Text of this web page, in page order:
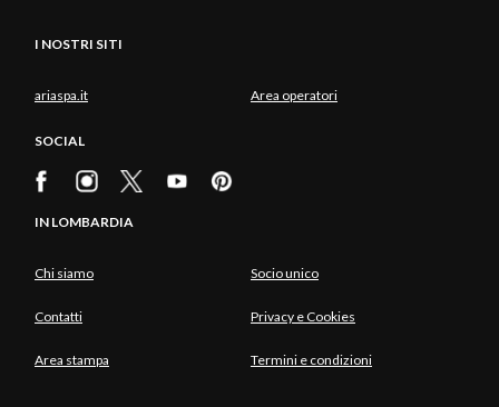
I NOSTRI SITI
ariaspa.it Area operatori
SOCIAL
IN LOMBARDIA
Chi siamo Socio unico
Contatti Privacy e Cookies
Area stampa Termini e condizioni